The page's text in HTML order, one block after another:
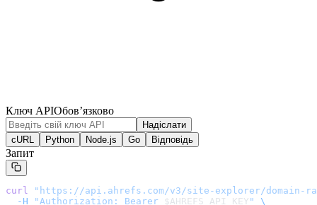
Ключ APIОбов’язково
Надіслати
cURL
Python Node.js Go Відповідь
Запит
curl " https://api.ahrefs.com/v3/site-explorer/domain-
  -H
"Authorization: Bearer $AHREFS_API_KEY "
\